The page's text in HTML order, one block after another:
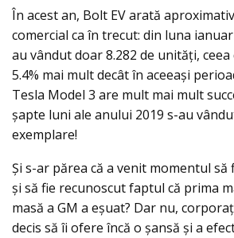
În acest an, Bolt EV arată
comercial ca în trecut: din luna
au vândut doar 8.282 de unități, ceea
5.4% mai mult decât în ​​aceeași
Tesla Model 3 are mult mai mult
șapte luni ale anului 2019 s-au
exemplare!
Şi s-ar părea că a venit momentul să
și să fie recunoscut faptul că prima
masă a GM a eșuat? Dar nu,
decis să îi ofere încă o șansă și a